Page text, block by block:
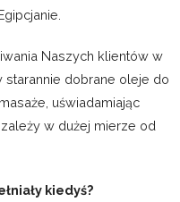
Naszych klientów w
starannie dobrane oleje do
uświadamiając
w dużej mierze od
kiedyś?